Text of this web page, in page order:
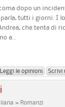
dopo un
tutti i giorni. I
che tenta di
a...
Leggi le opinioni Scrivi
» Romanzi